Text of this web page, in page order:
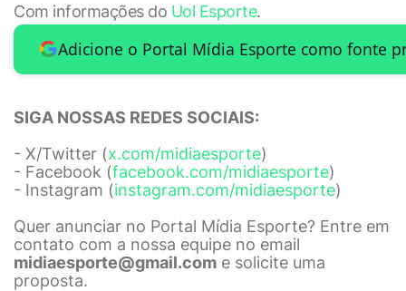
Com informações do Uol Esporte.
Adicione o Portal Mídia Esporte como fonte
SIGA NOSSAS REDES SOCIAIS:
- X/Twitter (x.com/midiaesporte)
- Facebook (facebook.com/midiaesporte)
- Instagram (instagram.com/midiaesporte)
Quer anunciar no Portal Mídia Esporte? Entre em
contato com a nossa equipe no email
midiaesporte@gmail.com e solicite uma
proposta.